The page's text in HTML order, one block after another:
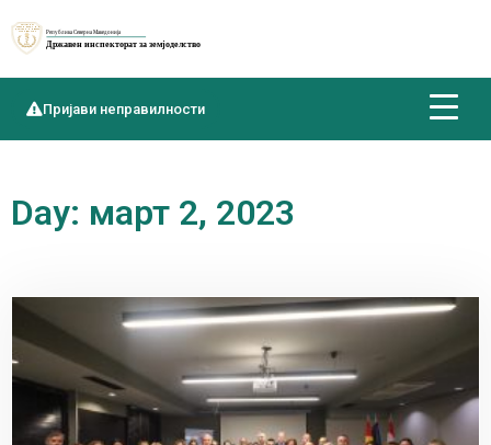
Пријави неправилности
Day: март 2, 2023